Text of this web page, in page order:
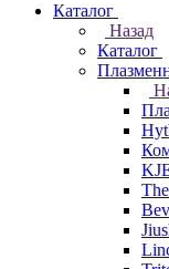
Каталог
Назад
Каталог